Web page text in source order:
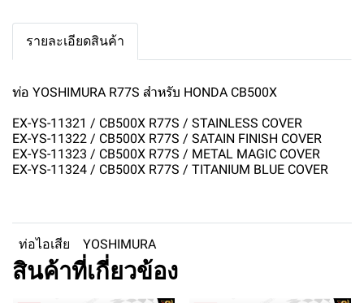
รายละเอียดสินค้า
ท่อ YOSHIMURA R77S สำหรับ HONDA CB500X
EX-YS-11321 / CB500X R77S / STAINLESS COVER
EX-YS-11322 / CB500X R77S / SATAIN FINISH COVER
EX-YS-11323 / CB500X R77S / METAL MAGIC COVER
EX-YS-11324 / CB500X R77S / TITANIUM BLUE COVER
ท่อไอเสีย YOSHIMURA
สินค้าที่เกี่ยวข้อง